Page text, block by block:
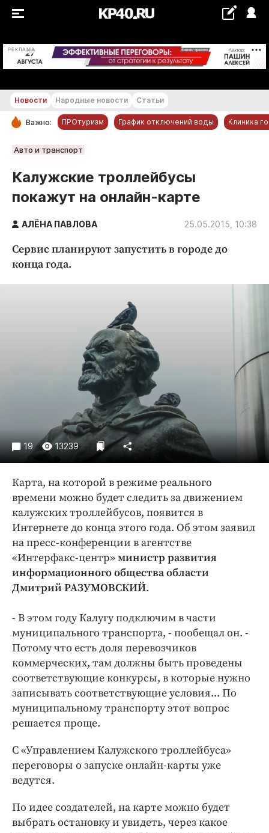
РЕКЛАМА +23...+24 °С
РУБРИКИ
Новости компаний
Статьи
Народные новости
Благоустройство
Недвижимость и ЖКХ
Образование
Общество
Праздники
Происшествия
Спорт
Экономика и бизнес
ПРОЕКТЫ
Блоги
Медиаперсона
Интересное чтиво
Клиника года
Бренд года
Работодатель года
Новости Народные новости Статьи
Важно: ПРОтуризм График отключений воды Клиника
Авто и транспорт
Калужские троллейбусы
покажут на онлайн-карте
АЛЁНА ПАВЛОВА 25.05.2015, 10:38
Сервис планируют запустить в городе до
конца года.
19 13239
Карта, на которой в режиме реального
времени можно будет следить за движением
калужских троллейбусов, появится в
Интернете до конца этого года. Об этом заявил
на пресс-конференции в агентстве
«Интерфакс-центр»министр развития
информационного общества области
Дмитрий РАЗУМОВСКИЙ.
- В этом году Калугу подключим в части
муниципального транспорта, - пообещал он. -
Потому что есть доля перевозчиков
коммерческих, там должны быть проведены
соответствующие конкурсы, в которые нужно
записывать соответствующие условия... По
муниципальному транспорту этот вопрос
решается проще.
С «Управлением Калужского троллейбуса»
переговоры о запуске онлайн-карты уже
ведутся.
По идее создателей, на карте можно будет
выбрать остановку и увидеть, через какое